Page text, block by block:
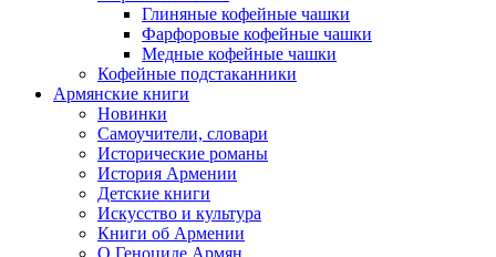
Глиняные кофейные чашки
Фарфоровые кофейные чашки
Медные кофейные чашки
Кофейные подстаканники
Армянские книги
Новинки
Самоучители, словари
Исторические романы
История Армении
Детские книги
Иcкусство и культура
Книги об Армении
О Геноциде Армян